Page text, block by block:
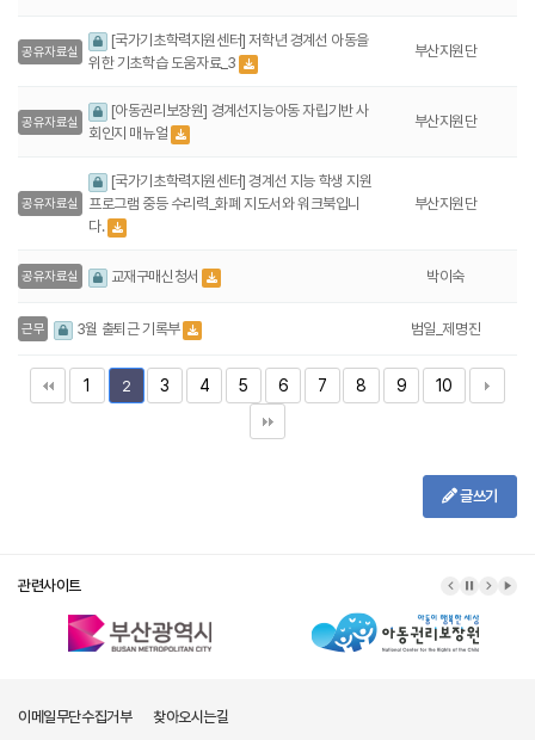
공유자료실
[국가기초학력지원센터] 저학년 경계선 아동을
위한 기초학습 도움자료_3
부산지원단
공유자료실
[아동권리보장원] 경계선지능아동 자립기반 사
회인지 매뉴얼
부산지원단
공유자료실
[국가기초학력지원센터] 경계선 지능 학생 지원
프로그램 중등 수리력_화폐 지도서와 워크북입니
다.
부산지원단
공유자료실 교재구매신청서 박이숙
근무 3월 출퇴근 기록부 범일_제명진
1 2 3 4 5 6 7 8 9 10
글쓰기
관련사이트
이메일무단수집거부 찾아오시는길